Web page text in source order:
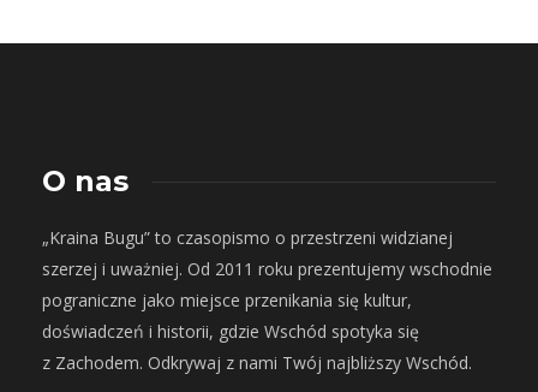
O nas
„Kraina Bugu” to czasopismo o przestrzeni widzianej
szerzej i uważniej. Od 2011 roku prezentujemy wschodnie
pograniczne jako miejsce przenikania się kultur,
doświadczeń i historii, gdzie Wschód spotyka się
z Zachodem. Odkrywaj z nami Twój najbliższy Wschód.